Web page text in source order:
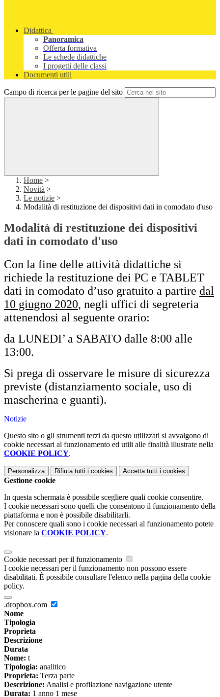
Didattica
Panoramica
Offerta formativa
Le schede didattiche
I progetti delle classi
Documenti utili
Campo di ricerca per le pagine del sito
Home >
Novità >
Le notizie >
Modalità di restituzione dei dispositivi dati in comodato d'uso
Modalità di restituzione dei dispositivi
dati in comodato d'uso
Con la fine delle attività didattiche si
richiede la restituzione dei PC e TABLET
dati in comodato d’uso gratuito a partire dal
10 giugno 2020, negli uffici di segreteria
attenendosi al seguente orario:
da LUNEDI’ a SABATO dalle 8:00 alle
13:00.
Si prega di osservare le misure di sicurezza
previste (distanziamento sociale, uso di
mascherina e guanti).
Notizie
Questo sito o gli strumenti terzi da questo utilizzati si avvalgono di
cookie necessari al funzionamento ed utili alle finalità illustrate nella
COOKIE POLICY.
Personalizza Rifiuta tutti i cookies Accetta tutti i cookies
Gestione cookie
In questa schermata è possibile scegliere quali cookie consentire.
I cookie necessari sono quelli che consentono il funzionamento della
piattaforma e non è possibile disabilitarli.
Per conoscere quali sono i cookie necessari al funzionamento potete
visionare la COOKIE POLICY.
Cookie necessari per il funzionamento
I cookie necessari per il funzionamento non possono essere
disabilitati. È possibile consultare l'elenco nella pagina della cookie
policy.
.dropbox.com
Nome
Tipologia
Proprieta
Descrizione
Durata
Nome: t
Tipologia: analitico
Proprieta: Terza parte
Descrizione: Analisi e profilazione navigazione utente
Durata: 1 anno 1 mese